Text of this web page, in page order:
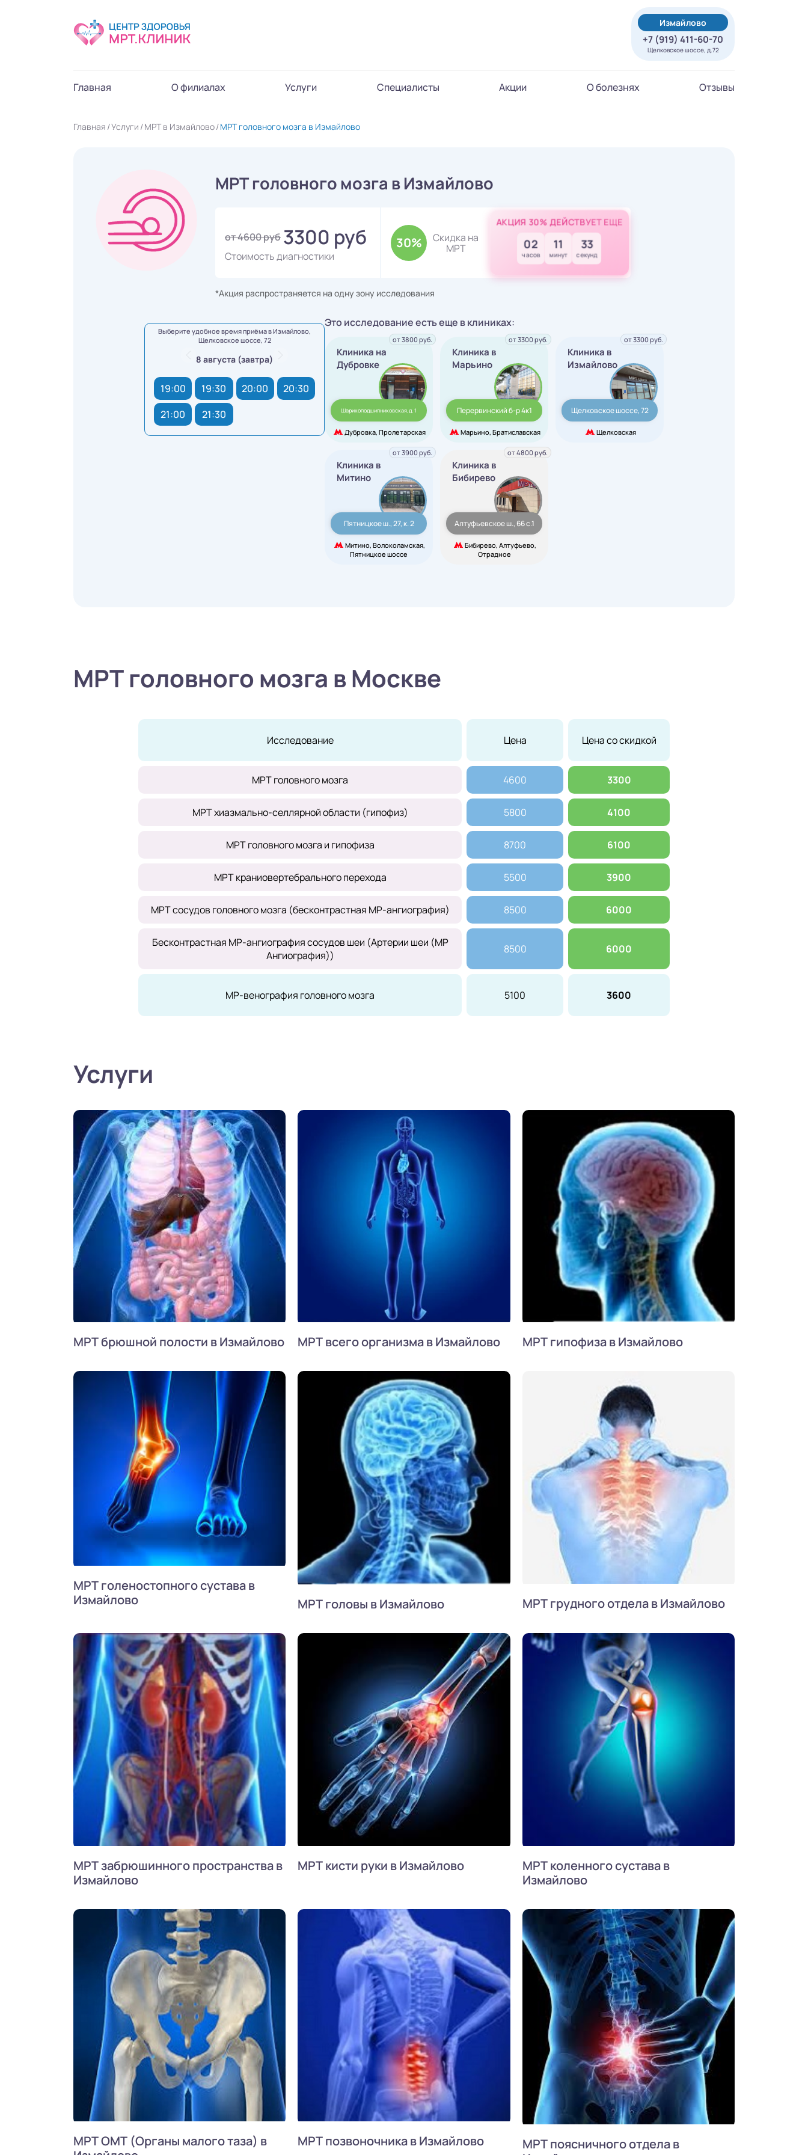
Измайлово
+7 (919) 411-60-70
Щелковское шоссе, д.72
Главная О филиалах Услуги Специалисты Акции О болезнях Отзывы
Главная Услуги МРТ в Измайлово МРТ головного мозга в Измайлово
МРТ головного мозга в Измайлово
от 4600 руб 3300 руб
Стоимость диагностики
30%
Скидка на
МРТ
АКЦИЯ 30% ДЕЙСТВУЕТ ЕЩЕ
02
часов
11
минут
31
секунд
*Акция распространяется на одну зону исследования
Выберите удобное время приёма в Измайлово,
Щелковское шоссе, 72
8 августа (завтра)
19:00 19:30 20:00
20:30
21:00
21:30
Это исследование есть еще в клиниках:
Клиника на
Дубровке
Шарикоподшипниковская,д. 1
Дубровка, Пролетарская
от 3800 руб.
Клиника в
Марьино
Перервинский б-р 4к1
Марьино, Братиславская
от 3300 руб.
Клиника в
Измайлово
Щелковское шоссе, 72
Щелковская
от 3300 руб.
Клиника в
Митино
Пятницкое ш., 27, к. 2
Митино, Волоколамская,
Пятницкое шоссе
от 3900 руб.
Клиника в
Бибирево
Алтуфьевское ш., 66 с.1
Бибирево, Алтуфьево,
Отрадное
от 4800 руб.
МРТ головного мозга в Москве
Исследование Цена Цена со скидкой
МРТ головного мозга 4600 3300
МРТ хиазмально-селлярной области (гипофиз) 5800 4100
МРТ головного мозга и гипофиза 8700 6100
МРТ краниовертебрального перехода 5500 3900
МРТ сосудов головного мозга (бесконтрастная МР-ангиография) 8500 6000
Бесконтрастная МР-ангиография сосудов шеи (Артерии шеи (МР
Ангиография))
8500 6000
МР-венография головного мозга 5100 3600
Услуги
МРТ брюшной полости в Измайлово МРТ всего организма в Измайлово МРТ гипофиза в Измайлово
МРТ голеностопного сустава в
Измайлово
МРТ головы в Измайлово МРТ грудного отдела в Измайлово
МРТ забрюшинного пространства в
Измайлово
МРТ кисти руки в Измайлово
МРТ коленного сустава в
Измайлово
МРТ ОМТ (Органы малого таза) в
МРТ позвоночника в Измайлово
МРТ поясничного отдела в